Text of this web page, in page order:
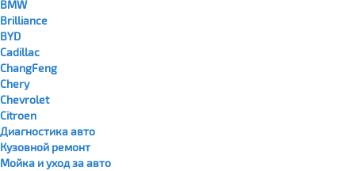
BMW
Brilliance
BYD
Cadillac
ChangFeng
Chery
Chevrolet
Citroen
Диагностика авто
Кузовной ремонт
Мойка и уход за авто